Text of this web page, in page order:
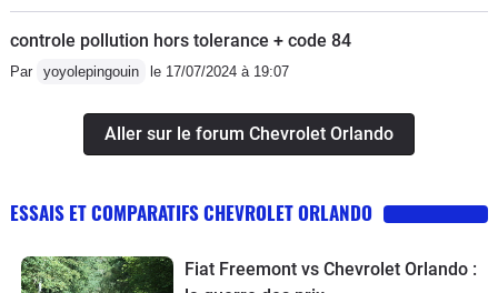
controle pollution hors tolerance + code 84
Par yoyolepingouin le 17/07/2024 à 19:07
Aller sur le forum Chevrolet Orlando
ESSAIS ET COMPARATIFS CHEVROLET ORLANDO
Fiat Freemont vs Chevrolet Orlando :